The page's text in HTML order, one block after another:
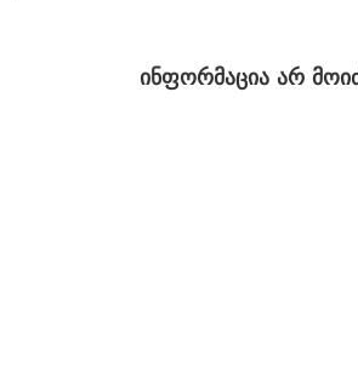
ინფორმაცია არ